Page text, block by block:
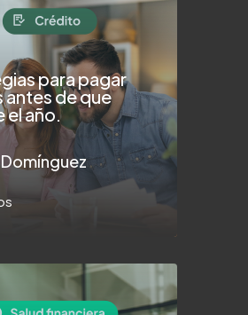
para pagar
antes de que
el año.